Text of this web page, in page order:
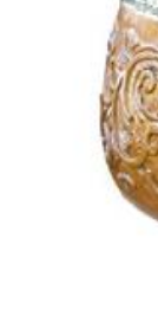
00:55
00:33
01:01